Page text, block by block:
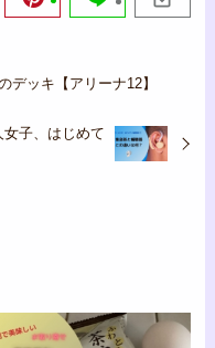
デッキ【アリーナ12】
子、はじめて